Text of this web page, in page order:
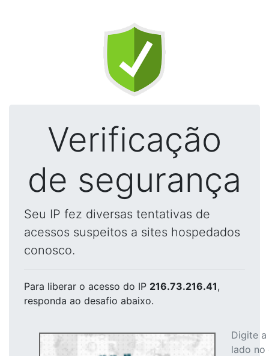
Verificação
de segurança
Seu IP fez diversas tentativas de
acessos suspeitos a sites hospedados
conosco.
Para liberar o acesso do IP 216.73.216.41,
responda ao desafio abaixo.
Digite
lado no